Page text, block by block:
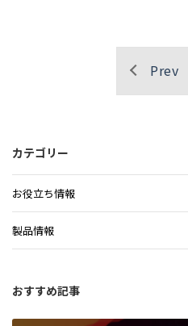
Prev
カテゴリー
お役立ち情報
製品情報
おすすめ記事